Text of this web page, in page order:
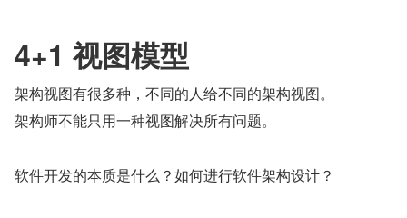
4+1 视图模型
架构视图有很多种，不同的人给不同的架构视图。
架构师不能只用一种视图解决所有问题。
软件开发的本质是什么？如何进行软件架构设计？